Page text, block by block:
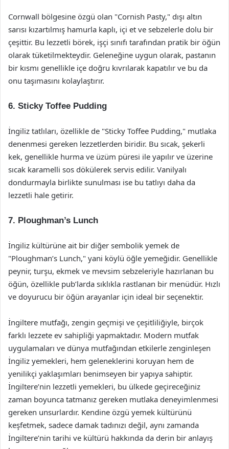
Cornwall bölgesine özgü olan "Cornish Pasty," dışı altın
sarısı kızartılmış hamurla kaplı, içi et ve sebzelerle dolu bir
çeşittir. Bu lezzetli börek, işçi sınıfı tarafından pratik bir öğün
olarak tüketilmekteydir. Geleneğine uygun olarak, pastanın
bir kısmı genellikle içe doğru kıvrılarak kapatılır ve bu da
onu taşımasını kolaylaştırır.
6. Sticky Toffee Pudding
İngiliz tatlıları, özellikle de "Sticky Toffee Pudding," mutlaka
denenmesi gereken lezzetlerden biridir. Bu sıcak, şekerli
kek, genellikle hurma ve üzüm püresi ile yapılır ve üzerine
sıcak karamelli sos dökülerek servis edilir. Vanilyalı
dondurmayla birlikte sunulması ise bu tatlıyı daha da
lezzetli hale getirir.
7. Ploughman’s Lunch
İngiliz kültürüne ait bir diğer sembolik yemek de
"Ploughman’s Lunch," yani köylü öğle yemeğidir. Genellikle
peynir, turşu, ekmek ve mevsim sebzeleriyle hazırlanan bu
öğün, özellikle pub’larda sıklıkla rastlanan bir menüdür. Hızlı
ve doyurucu bir öğün arayanlar için ideal bir seçenektir.
İngiltere mutfağı, zengin geçmişi ve çeşitliliğiyle, birçok
farklı lezzete ev sahipliği yapmaktadır. Modern mutfak
uygulamaları ve dünya mutfağından etkilerle zenginleşen
İngiliz yemekleri, hem geleneklerini koruyan hem de
yenilikçi yaklaşımları benimseyen bir yapıya sahiptir.
İngiltere’nin lezzetli yemekleri, bu ülkede geçireceğiniz
zaman boyunca tatmanız gereken mutlaka deneyimlenmesi
gereken unsurlardır. Kendine özgü yemek kültürünü
keşfetmek, sadece damak tadınızı değil, aynı zamanda
İngiltere’nin tarihi ve kültürü hakkında da derin bir anlayış